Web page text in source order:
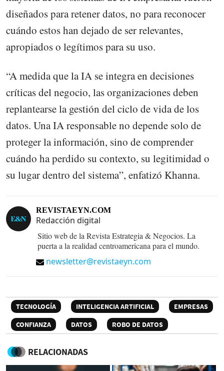
diseñados para retener datos, no para reconocer
cuándo estos han dejado de ser relevantes,
apropiados o legítimos para su uso.
“A medida que la IA se integra en decisiones
críticas del negocio, las organizaciones deben
replantearse la gestión del ciclo de vida de los
datos. Una IA responsable no depende solo de
proteger la información, sino de comprender
cuándo ha perdido su contexto, su legitimidad o
su lugar dentro del sistema”, enfatizó Khanna.
REVISTAEYN.COM
Redacción digital
Sitio web de la Revista Estrategia & Negocios. La
puerta a la realidad centroamericana para el mundo.
newsletter@revistaeyn.com
TECNOLOGÍA INTELIGENCIA ARTIFICIAL
EMPRESAS
CONFIANZA
DATOS ROBO DE DATOS
RELACIONADAS